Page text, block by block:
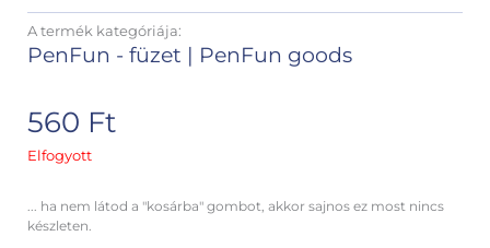
A termék kategóriája:
PenFun - füzet | PenFun goods
560 Ft
Elfogyott
... ha nem látod a "kosárba" gombot, akkor sajnos ez most nincs
készleten.